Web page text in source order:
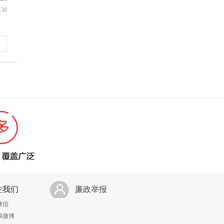
我们
信
微博
廉政举报